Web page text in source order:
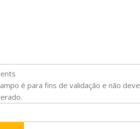
é para fins de validação e não deve